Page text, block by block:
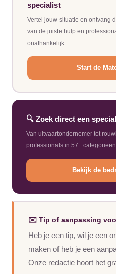
specialist
Vertel jouw situatie en ontvang
van de juiste hulp en
onafhankelijk.
Start de
🔍 Zoek direct een
Van uitvaartondernemer tot
professionals in 57+
Bekijk de
✉️ Tip of aanpassing
Heb je een tip, wil je een
maken of heb je een
Onze redactie hoort het